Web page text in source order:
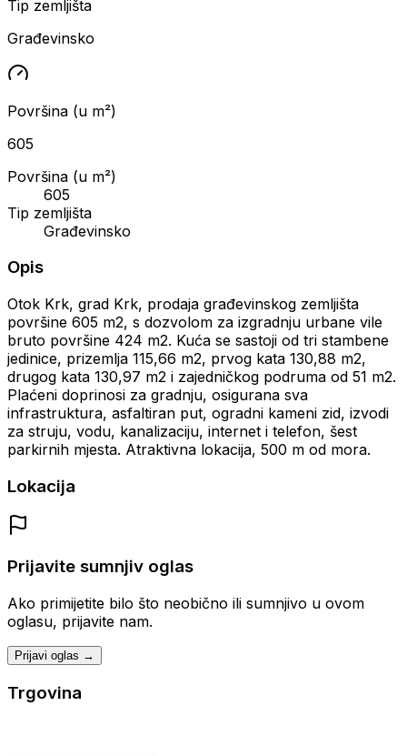
Tip zemljišta
Građevinsko
Površina (u m²)
605
Površina (u m²)
605
Tip zemljišta
Građevinsko
Opis
Otok Krk, grad Krk, prodaja građevinskog zemljišta
površine 605 m2, s dozvolom za izgradnju urbane vile
bruto površine 424 m2. Kuća se sastoji od tri stambene
jedinice, prizemlja 115,66 m2, prvog kata 130,88 m2,
drugog kata 130,97 m2 i zajedničkog podruma od 51 m2.
Plaćeni doprinosi za gradnju, osigurana sva
infrastruktura, asfaltiran put, ogradni kameni zid, izvodi
za struju, vodu, kanalizaciju, internet i telefon, šest
parkirnih mjesta. Atraktivna lokacija, 500 m od mora.
Lokacija
Prijavite sumnjiv oglas
Ako primijetite bilo što neobično ili sumnjivo u ovom
oglasu, prijavite nam.
Prijavi oglas →
Trgovina